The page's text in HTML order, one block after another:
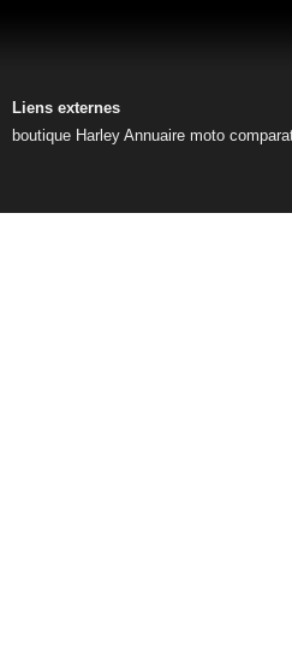
Liens externes
boutique Harley Annuaire moto